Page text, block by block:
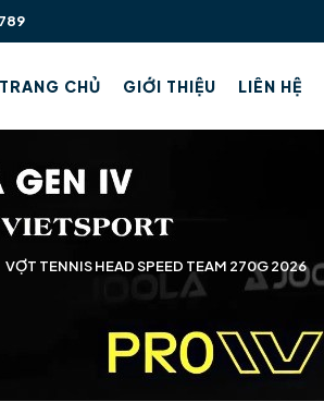
TRANG CHỦ GIỚI THIỆU LIÊN HỆ
VỢT TENNIS HEAD SPEED TEAM 270G 2026